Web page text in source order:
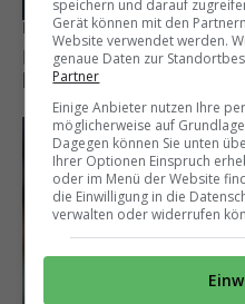
Bleibt vorerst in München
Michael Olise lehnt
künftig einen anderen
speichern und darauf
Gerät können mit den
Website verwendet werden.
genaue Daten zur
Partner
Einige Anbieter nutzen Ihre
möglicherweise auf
Dagegen können Sie unten
Ihrer Optionen Einspruch
oder im Menü der Website
die Einwilligung in die
verwalten oder widerrufen